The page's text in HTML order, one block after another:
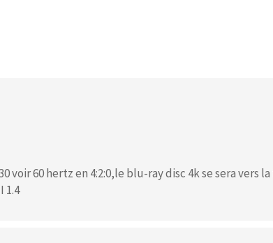
voir 60 hertz en 4:2:0,le blu-ray disc 4k se sera vers
1.4